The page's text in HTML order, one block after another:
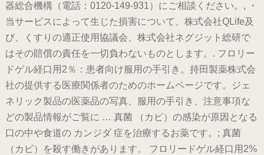
器総合機構（電話：0120-149-931）にご相談ください。, ・
当サービスによって生じた損害について、株式会社QLife及
び、くすりの適正使用協議会、株式会社ネグジット総研で
はその賠償の責任を一切負わないものとします。. フロリー
ドゲル経口用2％：患者向け服用の手引き。持田製薬株式会
社の提供する医療関係者のためのホームページです。ジェ
ネリック製品の医薬品の写真、服用の手引き、注意事項な
どの製品情報がご覧に … 真菌 （カビ）の感染が原因となる
口の中や食道の カンジダ 症を治療するお薬です。; 真菌
（カビ）を殺す働きがあります。 フロリードゲル経口用2%